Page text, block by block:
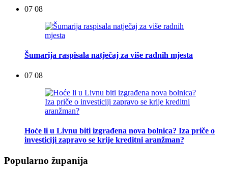
07 08
Šumarija raspisala natječaj za više radnih mjesta
07 08
Hoće li u Livnu biti izgrađena nova bolnica? Iza priče o
investiciji zapravo se krije kreditni aranžman?
Popularno županija